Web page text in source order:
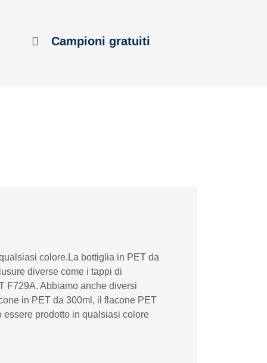
Campioni gratuiti
colore.La bottiglia in PET da
diverse come i tappi di
F729A. Abbiamo anche diversi
in PET da 300ml, il flacone PET
essere prodotto in qualsiasi colore